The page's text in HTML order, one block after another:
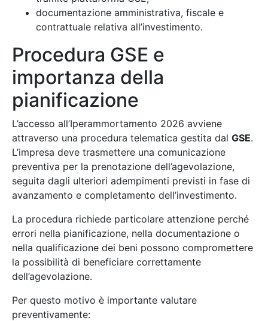
documentazione amministrativa, fiscale e
contrattuale relativa all’investimento.
Procedura GSE e
importanza della
pianificazione
L’accesso all’Iperammortamento 2026 avviene
attraverso una procedura telematica gestita dal GSE.
L’impresa deve trasmettere una comunicazione
preventiva per la prenotazione dell’agevolazione,
seguita dagli ulteriori adempimenti previsti in fase di
avanzamento e completamento dell’investimento.
La procedura richiede particolare attenzione perché
errori nella pianificazione, nella documentazione o
nella qualificazione dei beni possono compromettere
la possibilità di beneficiare correttamente
dell’agevolazione.
Per questo motivo è importante valutare
preventivamente: